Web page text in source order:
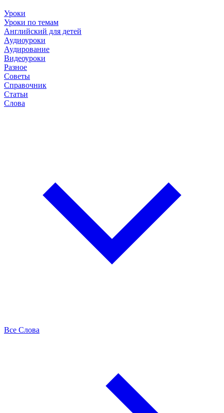
Уроки
Уроки по темам
Английский для детей
Аудиоуроки
Аудирование
Видеоуроки
Разное
Советы
Справочник
Статьи
Слова
Все Слова